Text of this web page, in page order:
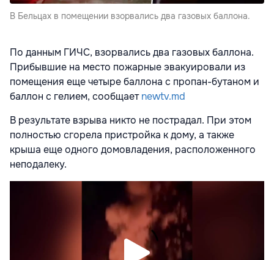
В Бельцах в помещении взорвались два газовых баллона.
По данным ГИЧС, взорвались два газовых баллона.
Прибывшие на место пожарные эвакуировали из
помещения еще четыре баллона с пропан-бутаном и
баллон с гелием, сообщаетnewtv.md
В результате взрыва никто не пострадал. При этом
полностью сгорела пристройка к дому, а также
крыша еще одного домовладения, расположенного
неподалеку.